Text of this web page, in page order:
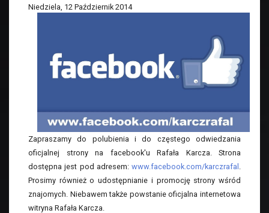
Niedziela, 12 Październik 2014
Zapraszamy do polubienia i do częstego odwiedzania
oficjalnej strony na facebook'u Rafała Karcza. Strona
dostępna jest pod adresem: www.facebook.com/karczrafal
Prosimy również o udostępnianie i promocję strony wśród
znajomych. Niebawem także powstanie oficjalna internetowa
witryna Rafała Karcza.